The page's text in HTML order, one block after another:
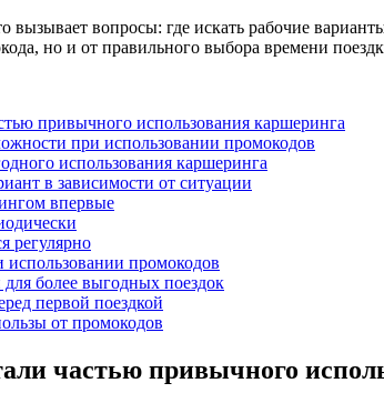
вызывает вопросы: где искать рабочие
но и от правильного выбора времени
привычного использования каршеринга
при использовании промокодов
использования каршеринга
в зависимости от ситуации
впервые
регулярно
промокодов
более выгодных поездок
первой поездкой
от промокодов
частью привычного